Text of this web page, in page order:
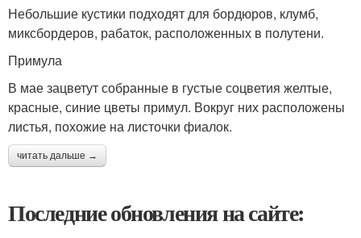
Небольшие кустики подходят для бордюров, клумб,
миксбордеров, рабаток, расположенных в полутени.
Примула
В мае зацветут собранные в густые соцветия желтые,
красные, синие цветы примул. Вокруг них расположены
листья, похожие на листочки фиалок.
читать дальше →
Последние обновления на сайте: